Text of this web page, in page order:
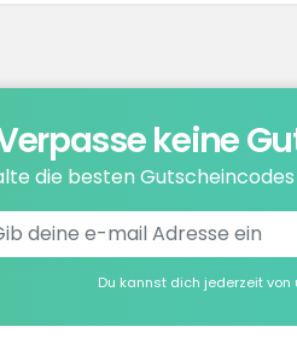
keine
die besten
Du kannst dich jederzeit